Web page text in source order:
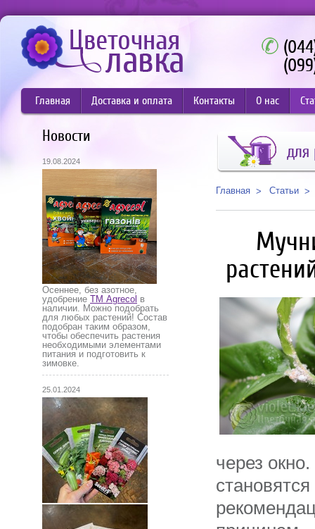
Главная Доставка и оплата Контакты О нас
Новости
19.08.2024
Осеннее, без азотное,
удобрение ТМ Agrecol в
наличии. Можно подобрать
для любых растений! Состав
подобран таким образом,
чтобы обеспечить растения
необходимыми элементами
питания и подготовить к
зимовке.
25.01.2024
для
Главная Статьи
через